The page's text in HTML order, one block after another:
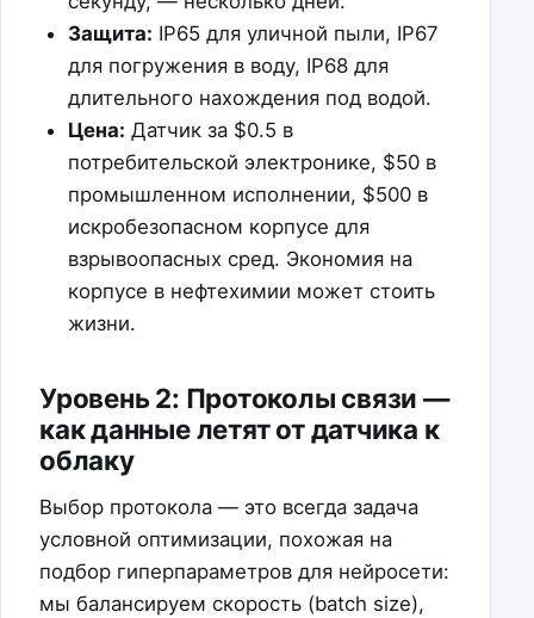
Защита: IP65 для уличной пыли, IP67
для погружения в воду, IP68 для
длительного нахождения под водой.
Цена: Датчик за $0.5 в
потребительской электронике, $50 в
промышленном исполнении, $500 в
искробезопасном корпусе для
взрывоопасных сред. Экономия на
корпусе в нефтехимии может стоить
жизни.
Уровень 2: Протоколы связи —
как данные летят от датчика к
облаку
Выбор протокола — это всегда задача
условной оптимизации, похожая на
подбор гиперпараметров для нейросети:
мы балансируем скорость (batch size),